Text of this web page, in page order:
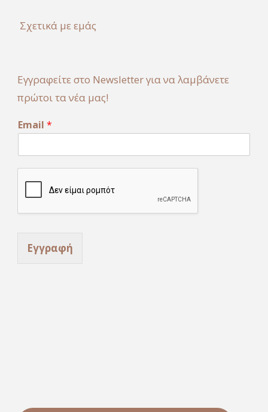
Σχετικά με εμάς
Εγγραφείτε στο Newsletter για να λαμβάνετε
πρώτοι τα νέα μας!
E
m
i
l
Email *
Εγγραφή